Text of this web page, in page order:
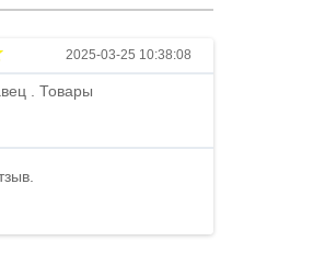
2025-03-25 10:38:08
. Товары